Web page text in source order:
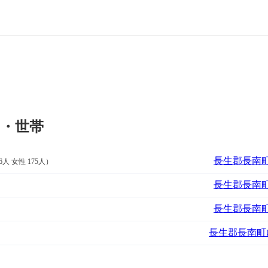
世帯
女性 175人） 長生郡長南
長生郡長南
長生郡長南
長生郡長南町